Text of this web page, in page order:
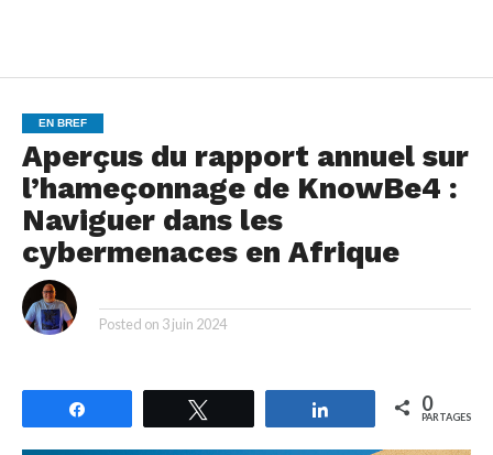
EN BREF
Aperçus du rapport annuel sur
l’hameçonnage de KnowBe4 :
Naviguer dans les
cybermenaces en Afrique
Posted on 3 juin 2024
Partagez 0
PARTAGES